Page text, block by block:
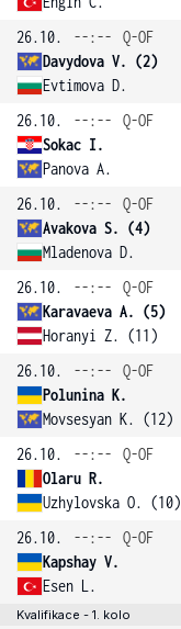
26.10.
--:--
Q-OF
Davydova V. (2)
Evtimova D.
26.10.
--:--
Q-OF
Sokac I.
Panova A.
26.10.
--:--
Q-OF
Avakova S. (4)
Mladenova D.
26.10.
--:--
Q-OF
Karavaeva A. (5)
Horanyi Z. (11)
26.10. --:--
Q-OF
Polunina K.
Movsesyan K. (12)
26.10.
--:--
Q-OF
Olaru R.
Uzhylovska O. (10)
26.10.
--:--
Q-OF
Kapshay V.
Esen L.
Kvalifikace - 1. kolo